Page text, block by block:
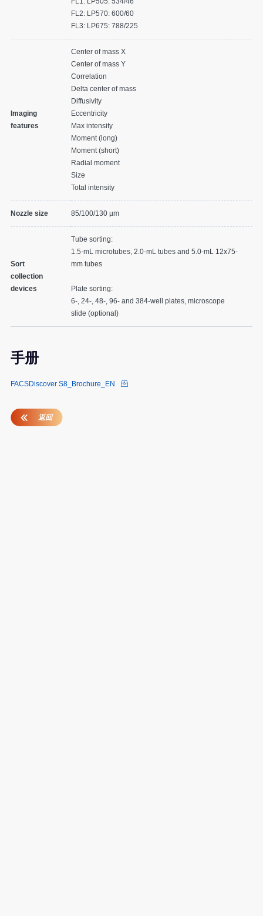
FL2: LP570: 600/60
FL3: LP675: 788/225
Imaging
features
Center of mass X
Center of mass Y
Correlation
Delta center of mass
Diffusivity
Eccentricity
Max intensity
Moment (long)
Moment (short)
Radial moment
Size
Total intensity
Nozzle size 85/100/130 µm
Sort
collection
devices
Tube sorting:
1.5-mL microtubes, 2.0-mL tubes and 5.0-mL 12x75-
mm tubes
Plate sorting:
6-, 24-, 48-, 96- and 384-well plates, microscope
slide (optional)
手册
FACSDiscover S8_Brochure_EN